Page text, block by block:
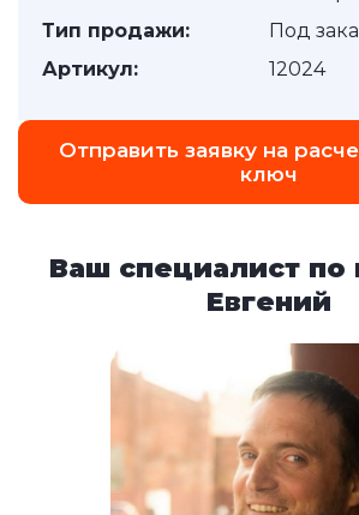
Тип продажи:
Под
Артикул:
12024
Отправить заявку на
ключ
Ваш специалист по
Евгений